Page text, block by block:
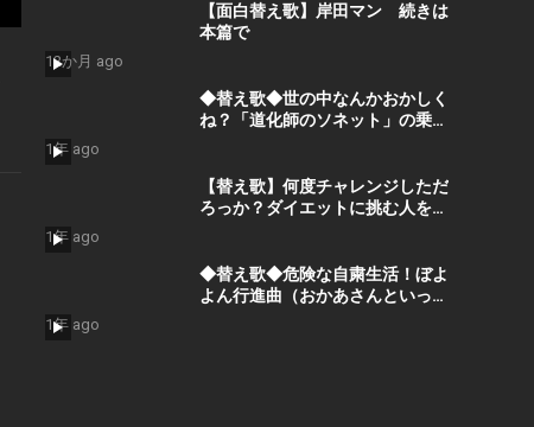
【面白替え歌】岸田マン 続きは
本篇で
12か月 ago
◆替え歌◆世の中なんかおかしく
ね？「道化師のソネット」の乗せ
1年 ago
【替え歌】何度チャレンジしただ
ろっか？ダイエットに挑む人を応
1年 ago
◆替え歌◆危険な自粛生活！ぼよ
よん行進曲（おかあさんといっし
1年 ago